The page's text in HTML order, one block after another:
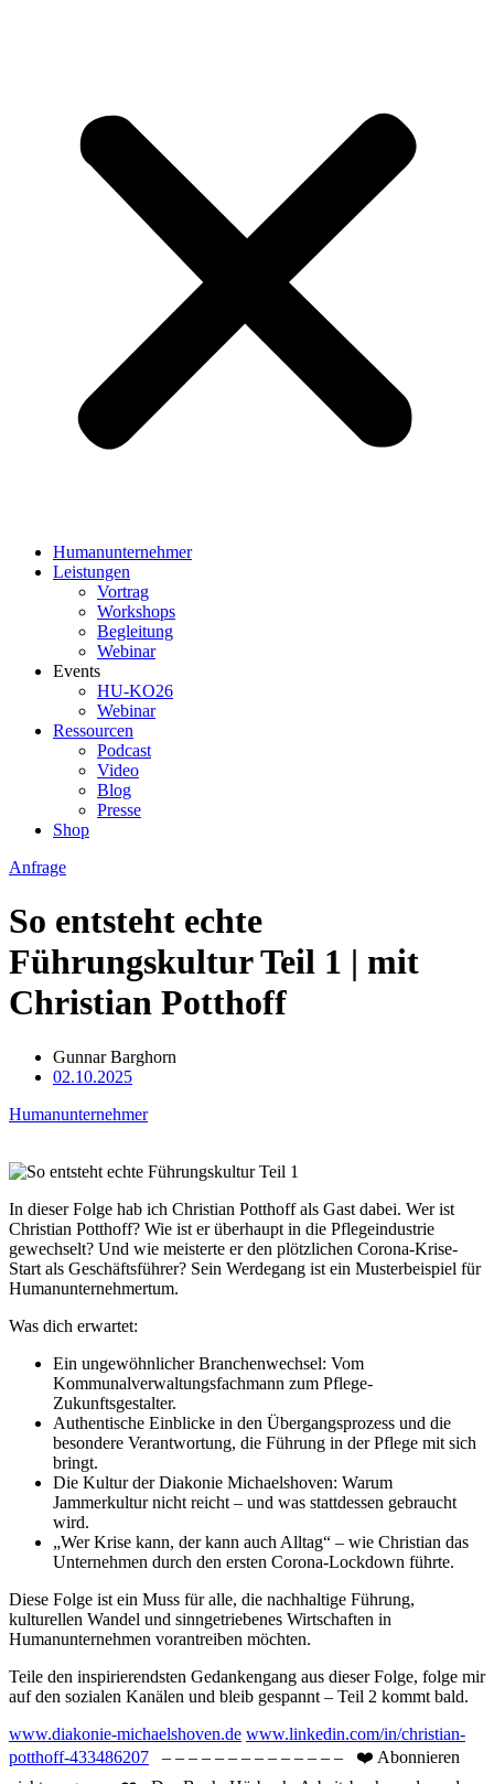
Humanunternehmer
Leistungen
Vortrag
Workshops
Begleitung
Webinar
Events
HU-KO26
Webinar
Ressourcen
Podcast
Video
Blog
Presse
Shop
Anfrage
So entsteht echte
Führungskultur Teil 1 | mit
Christian Potthoff
Gunnar Barghorn
02.10.2025
Humanunternehmer
In dieser Folge hab ich Christian Potthoff als Gast dabei. Wer ist
Christian Potthoff? Wie ist er überhaupt in die Pflegeindustrie
gewechselt? Und wie meisterte er den plötzlichen Corona-Krise-
Start als Geschäftsführer? Sein Werdegang ist ein Musterbeispiel für
Humanunternehmertum.
Was dich erwartet:
Ein ungewöhnlicher Branchenwechsel: Vom
Kommunalverwaltungsfachmann zum Pflege-
Zukunftsgestalter.
Authentische Einblicke in den Übergangsprozess und die
besondere Verantwortung, die Führung in der Pflege mit sich
bringt.
Die Kultur der Diakonie Michaelshoven: Warum
Jammerkultur nicht reicht – und was stattdessen gebraucht
wird.
„Wer Krise kann, der kann auch Alltag“ – wie Christian das
Unternehmen durch den ersten Corona-Lockdown führte.
Diese Folge ist ein Muss für alle, die nachhaltige Führung,
kulturellen Wandel und sinngetriebenes Wirtschaften in
Humanunternehmen vorantreiben möchten.
Teile den inspirierendsten Gedankengang aus dieser Folge, folge mir
auf den sozialen Kanälen und bleib gespannt – Teil 2 kommt bald.
www.diakonie-michaelshoven.de www.linkedin.com/in/christian-
potthoff-433486207 – – – – – – – – – – – – – – ❤️ Abonnieren